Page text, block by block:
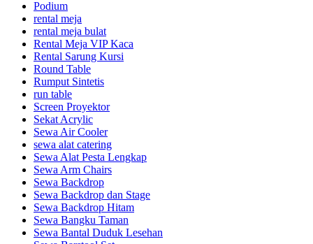
Podium
rental meja
rental meja bulat
Rental Meja VIP Kaca
Rental Sarung Kursi
Round Table
Rumput Sintetis
run table
Screen Proyektor
Sekat Acrylic
Sewa Air Cooler
sewa alat catering
Sewa Alat Pesta Lengkap
Sewa Arm Chairs
Sewa Backdrop
Sewa Backdrop dan Stage
Sewa Backdrop Hitam
Sewa Bangku Taman
Sewa Bantal Duduk Lesehan